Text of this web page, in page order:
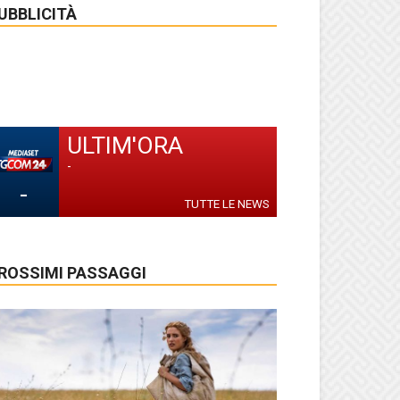
-
ULTIM'ORA
-
TUTTE LE NEWS
PASSAGGI